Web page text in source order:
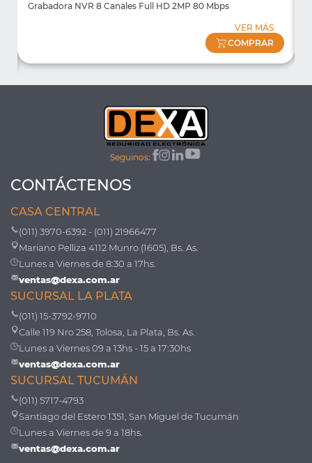
Grabadora NVR 8 Canales Full HD 2MP 80 Mbps
VER MÁS
COMPRAR
Seguinos:
CONTÁCTENOS
CASA CENTRAL
(011) 3970-6392 - (011) 21966477
Mariano Pelliza 4112 Munro (1605), Bs. As.
Lunes a Viernes de 8:30 a 17hs.
ventas@dexa.com.ar
SUCURSAL LA PLATA
(011) 15-3792-9710
Calle 119 Nro 258, Tolosa, La Plata, Bs. As.
Lunes a Viernes 09 a 13hs - 15 a 17:30hs
ventas@dexa.com.ar
SUCURSAL TUCUMÁN
(011) 5717-4793
Santiago del Estero 1351, San Miguel de Tucumán
Lunes a Viernes de 9 a 18hs.
ventas@dexa.com.ar